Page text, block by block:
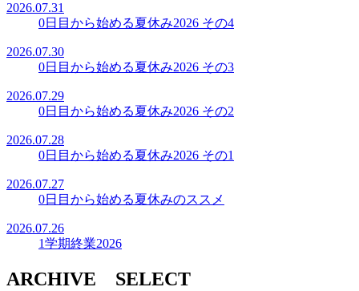
2026.07.31
0日目から始める夏休み2026 その4
2026.07.30
0日目から始める夏休み2026 その3
2026.07.29
0日目から始める夏休み2026 その2
2026.07.28
0日目から始める夏休み2026 その1
2026.07.27
0日目から始める夏休みのススメ
2026.07.26
1学期終業2026
ARCHIVE SELECT